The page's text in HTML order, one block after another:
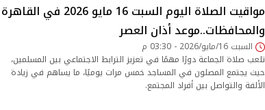
مواقيت الصلاة اليوم السبت 16 مايو 2026 في القاهرة
والمحافظات..موعد أذان العصر
السبت 16/مايو/2026 - 03:30 م
تلعب صلاة الجماعة دورًا مهمًا في تعزيز الترابط الاجتماعي بين المسلمين،
حيث يجتمع المصلون في المساجد خمس مرات يوميًا، ما يساهم في زيادة
الألفة والتواصل بين أفراد المجتمع.